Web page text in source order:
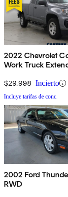
2022 Chevrolet
Work Truck
$29,998 Incierto
Incluye tarifas de conc.
2002 Ford
RWD